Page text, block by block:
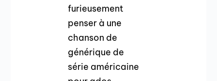
furieusement
penser à une
chanson de
générique de
série américaine